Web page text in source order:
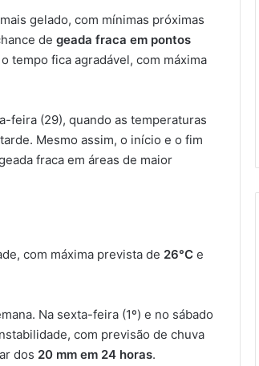
gelado, com mínimas próximas
degeada fraca em pontos
tempo fica agradável, com máxima
feira (29), quando as temperaturas
Mesmo assim, o início e o fim
fraca em áreas de maior
com máxima prevista de 26°C e
Na sexta-feira (1º) e no sábado
com previsão de chuva
dos 20 mm em 24 horas.